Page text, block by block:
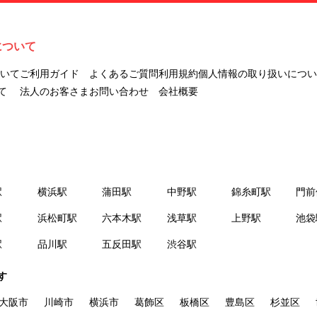
３.「本サイト」とは、当社が運営する本サービスに関するウェブサイ
トを意味します。
４.「物件」とは、本サイトに掲載された賃貸物件を意味します。
す。
７.「本会員制度」とは、会員による本サービスの利用の促進を目的と
８.「本規約等」とは、本規約、マイナビLIVINGご契約にあたり取得す
ョン注文書を意味します。
９.「契約期間開始日」とは、定期建物賃貸借契約（以下「賃貸借契
いて
てご利用ガイド
法人のお客さま
よくあるご質問
お問い合わせ
利用規約
会社概要
個人情報の取り扱いにつ
横浜駅 蒲田駅 中野駅 錦糸町駅 門
浜松町駅 六本木駅 浅草駅 上野駅 池
品川駅 五反田駅 渋谷駅
阪市 川崎市 横浜市 葛飾区 板橋区 豊島区 杉並区